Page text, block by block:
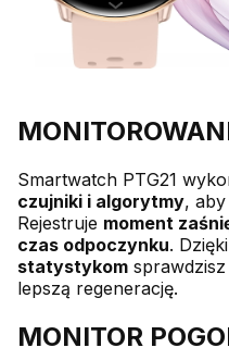
Smartwatch PTG21
czujniki i algorytmy,
Rejestruje moment
czas odpoczynku. Dzięki
statystykom
lepszą regenerację.
MONITOR